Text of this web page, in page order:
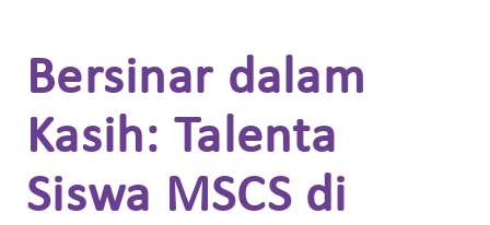
Bersinar dalam
Kasih: Talenta
Siswa MSCS di